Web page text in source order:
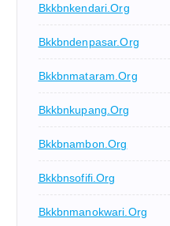
Bkkbnkendari.org
Bkkbndenpasar.org
Bkkbnmataram.org
Bkkbnkupang.org
Bkkbnambon.org
Bkkbnsofifi.org
Bkkbnmanokwari.org